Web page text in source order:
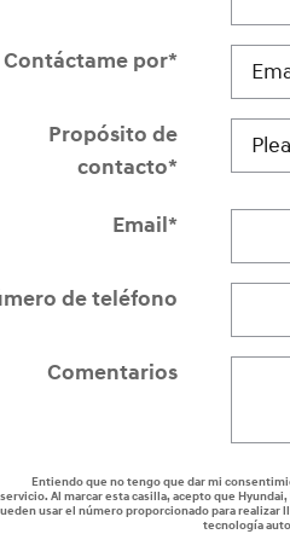
Contáctame por*
Propósito de
contacto*
Email*
de teléfono
Comentarios
Entiendo que no tengo que dar mi
servicio. Al marcar esta casilla, acepto que
usar el número proporcionado para realizar
tecnología